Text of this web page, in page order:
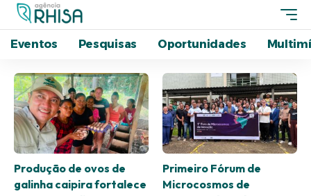
Eventos Pesquisas Oportunidades
Produção de ovos de
galinha caipira fortalece
Primeiro Fórum de
Microcosmos de